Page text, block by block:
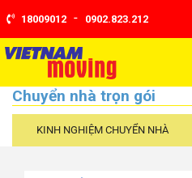
18009012 - 0902.823.212
Chuyển nhà trọn gói
KINH NGHIỆM CHUYỂN NHÀ